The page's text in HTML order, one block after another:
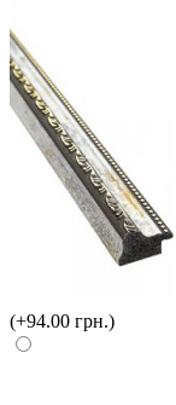
(+94.00 грн.)